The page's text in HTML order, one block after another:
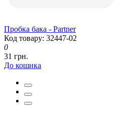
Пробка бака - Partner
Код товару: 32447-02
0
31 грн.
До кошика